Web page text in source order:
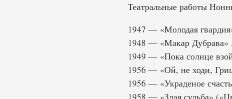
Театральные работы
1947 — «Молодая
1948 — «Макар
1949 — «Пока солнце
1956 — «Ой, не ходи,
1956 — «Украденое
1958 — «Злая судьба»